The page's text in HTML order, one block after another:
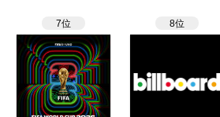
7位 8位